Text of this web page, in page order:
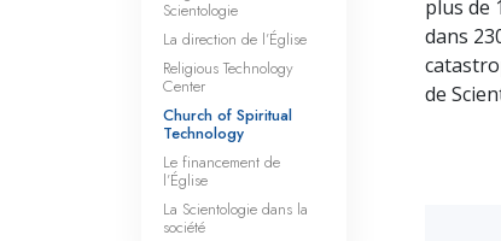
plus de
dans
de
Scientologie
La direction de l’Église
Religious Technology
Center
Church of Spiritual
Technology
Le financement de
l’Église
La Scientologie dans la
société